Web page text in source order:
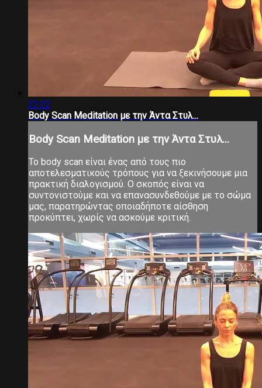
22:22
Body Scan Meditation με την Άντα Στυλ...
Body Scan Meditation με την Άντα Στυλ...
Το body scan είναι ένας από τους πιο
αποτελεσματικούς τρόπους για να ξεκινήσουμε μια
πρακτική διαλογισμού. Ο σκοπός είναι να
συντονιστούμε και να επανασυνδεθούμε με το σώμα
μας, παρατηρώντας οποιαδήποτε αίσθηση
προκύπτει, χωρίς να ασκούμε κριτική.